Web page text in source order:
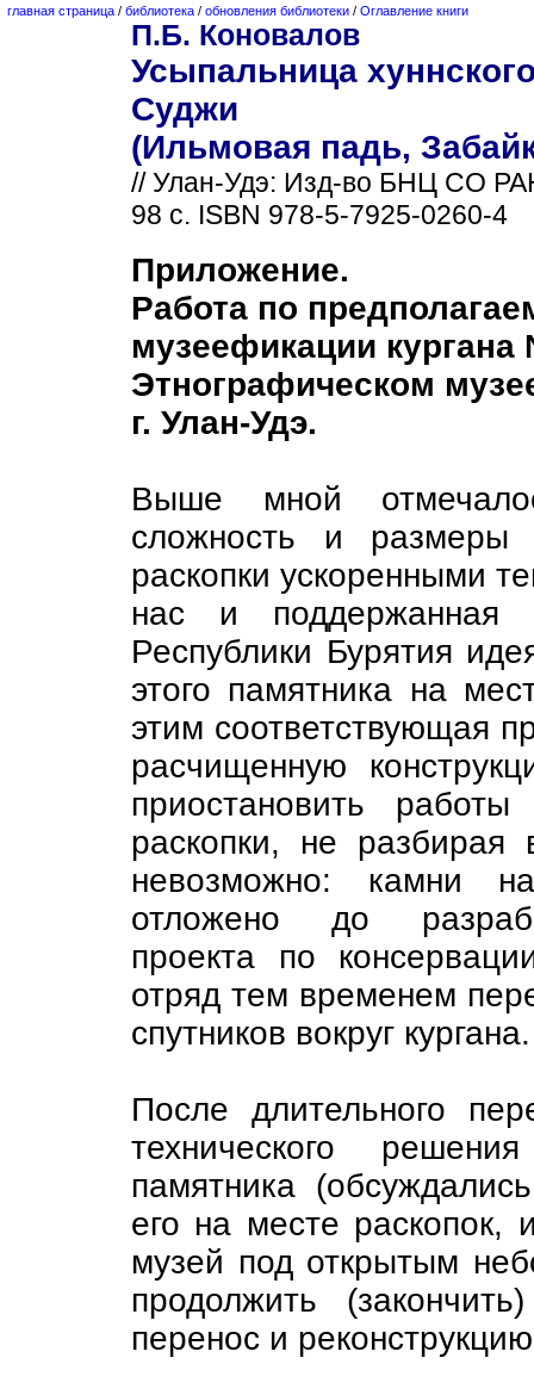
главная страница / библиотека / обновления библиотеки / Оглавление книги
П.Б. Коновалов
Усыпальница
Суджи
(Ильмовая падь,
// Улан-Удэ: Изд-во БНЦ СО
98 с. ISBN 978-5-7925-0260-4
Приложение.
Работа по
музеефикации
Этнографическом
г. Улан-Удэ.
Выше мной
сложность и размеры
раскопки ускоренными
нас и поддержанная
Республики Бурятия
этого памятника на
этим соответствующая
расчищенную
приостановить
раскопки, не разбирая
невозможно: камни
отложено до
проекта по
отряд тем временем
спутников вокруг кургана.
После длительного
технического
памятника
его на месте раскопок,
музей под открытым
продолжить
перенос и